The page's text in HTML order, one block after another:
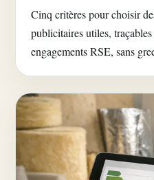
Cinq critères pour choisir
publicitaires utiles,
engagements RSE, sans